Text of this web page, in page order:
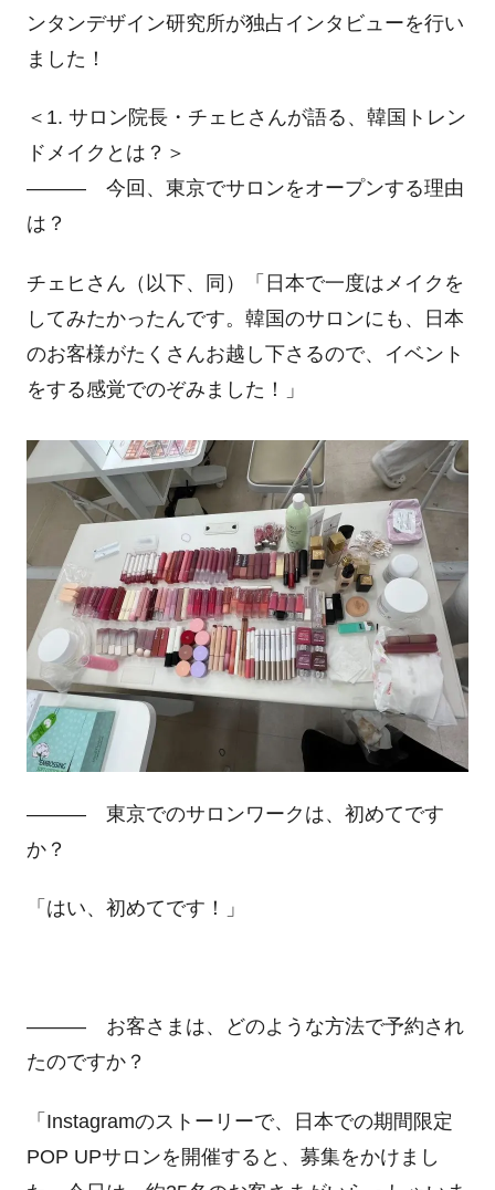
ンタンデザイン研究所が独占インタビューを行い
ました！
＜1. サロン院長・チェヒさんが語る、韓国トレン
ドメイクとは？＞
――― 今回、東京でサロンをオープンする理由
は？
チェヒさん（以下、同）「日本で一度はメイクを
してみたかったんです。韓国のサロンにも、日本
のお客様がたくさんお越し下さるので、イベント
をする感覚でのぞみました！」
――― 東京でのサロンワークは、初めてです
か？
「はい、初めてです！」
――― お客さまは、どのような方法で予約され
たのですか？
「 Instagramのストーリーで、日本での期間限定
POP UPサロンを開催すると、募集をかけまし